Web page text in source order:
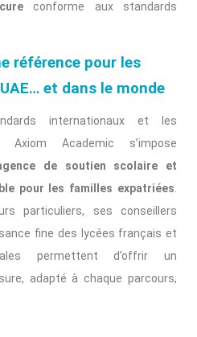
conforme aux standards
référence pour les
et dans le monde
internationaux et les
Axiom Academic s’impose
de soutien scolaire et
pour les familles expatriées.
particuliers, ses conseillers
fine des lycées français et
permettent d’offrir un
adapté à chaque parcours,